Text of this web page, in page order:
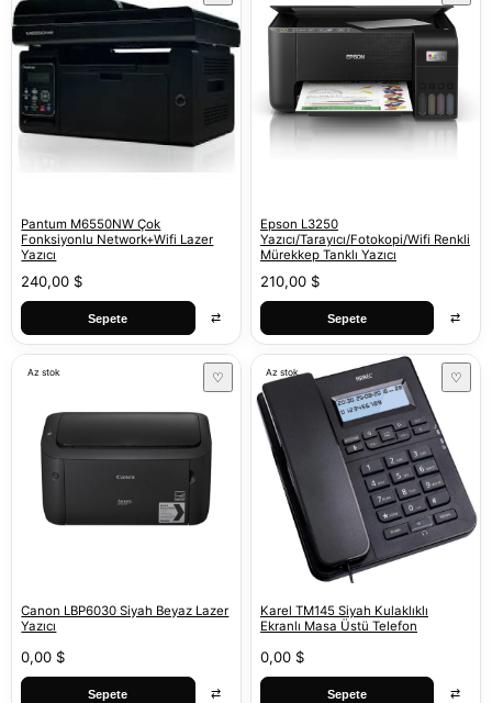
Pantum M6550NW Çok
Fonksiyonlu Network+Wifi Lazer
Yazıcı
240,00 $
Sepete ⇄
Epson L3250
Yazıcı/Tarayıcı/Fotokopi/Wifi Renkli
Mürekkep Tanklı Yazıcı
210,00 $
Sepete ⇄
Az stok ♡
Canon LBP6030 Siyah Beyaz Lazer
Yazıcı
0,00 $
Sepete ⇄
Az stok ♡
Karel TM145 Siyah Kulaklıklı
Ekranlı Masa Üstü Telefon
0,00 $
Sepete ⇄